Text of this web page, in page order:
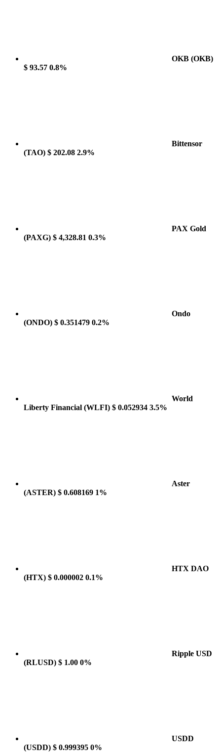
OKB (OKB)
$ 93.57 0.8%
Bittensor
(TAO) $ 202.08 2.9%
PAX Gold
(PAXG) $ 4,328.81 0.3%
Ondo
(ONDO) $ 0.351479 0.2%
World
Liberty Financial (WLFI) $ 0.052934 3.5%
Aster
(ASTER) $ 0.608169 1%
HTX DAO
(HTX) $ 0.000002 0.1%
Ripple USD
(RLUSD) $ 1.00 0%
USDD
(USDD) $ 0.999395 0%